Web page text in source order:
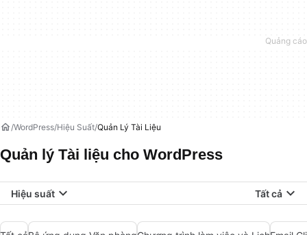
WordPress Hiệu Suất Quản Lý Tài Liệu
Quản lý Tài liệu cho WordPress
Hiệu suất Tất cả